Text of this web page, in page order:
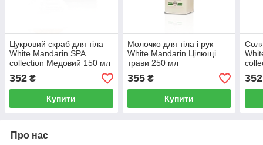
Цукровий скраб для тіла
White Mandarin SPA
collection Медовий 150 мл
352 ₴
Купити
Молочко для тіла і рук
White Mandarin Цілющі
трави 250 мл
355₴
Купити
352
Про нас